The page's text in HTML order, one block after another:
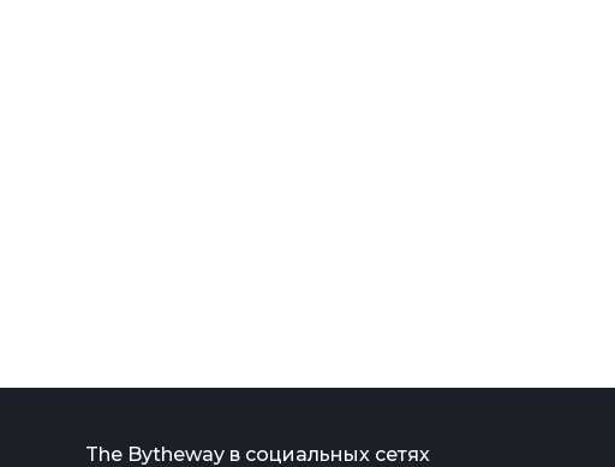
The Bytheway в социальных сетях